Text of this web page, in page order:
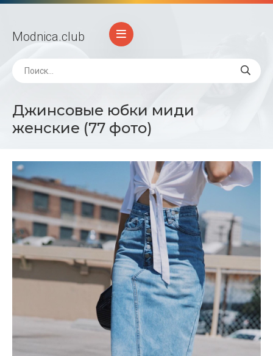
Modnica.club
Джинсовые юбки миди
женские (77 фото)